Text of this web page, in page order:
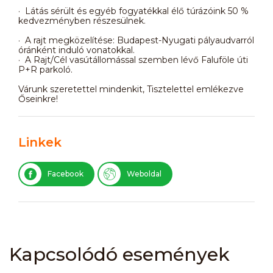
· Látás sérült és egyéb fogyatékkal élő túrázóink 50 %
kedvezményben részesülnek.
· A rajt megközelítése: Budapest-Nyugati pályaudvarról
óránként induló vonatokkal.
· A Rajt/Cél vasútállomással szemben lévő Faluföle úti
P+R parkoló.
Várunk szeretettel mindenkit, Tisztelettel emlékezve
Őseinkre!
Linkek
Facebook Weboldal
Kapcsolódó események